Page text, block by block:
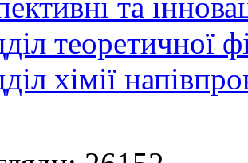
та
теоретичної
хімії